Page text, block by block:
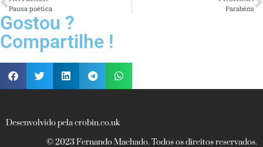
Pausa poética Parabéns
Gostou ?
Compartilhe !
Desenvolvido pela crobin.co.uk
© 2023 Fernando Machado. Todos os direitos reservados.